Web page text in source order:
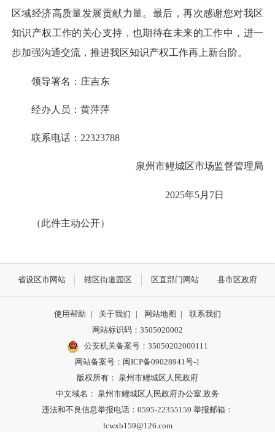
区域经济高质量发展贡献力量。最后，再次感谢您对我区
知识产权工作的关心支持，也期待在未来的工作中，进一
步加强沟通交流，推进我区知识产权工作再上新台阶。
领导署名：庄吉东
经办人员：黄萍萍
联系电话：22323788
泉州市鲤城区市场监督管理局
2025年5月7日
（此件主动公开）
省设区市网站 辖区街道园区 区直部门网站 县市区政府
使用帮助 | 关于我们 | 网站地图 |
联系我们
网站标识码：3505020002
公安机关备案号：35050202000111
网站备案号：闽ICP备09028941号-1
版权所有： 泉州市鲤城区人民政府
中文域名： 泉州市鲤城区人民政府办公室.政务
违法和不良信息举报电话：0595-22355159 举报邮箱：
lcwxb159@126.com